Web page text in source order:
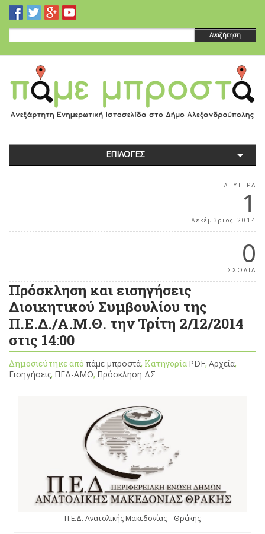
Αναζήτηση
ΕΠΙΛΟΓΕΣ
ΔΕΥΤΈΡΑ
1
Δεκέμβριος 2014
0
ΣΧΟΛΙΑ
Πρόσκληση και εισηγήσεις
Διοικητικού Συμβουλίου της
Π.Ε.Δ./Α.Μ.Θ. την Τρίτη 2/12/2014
στις 14:00
Δημοσιεύτηκε από πάμε μπροστά, Κατηγορία PDF, Αρχεία,
Εισηγήσεις, ΠΕΔ-ΑΜΘ, Πρόσκληση ΔΣ
Π.Ε.Δ. Ανατολικής Μακεδονίας – Θράκης